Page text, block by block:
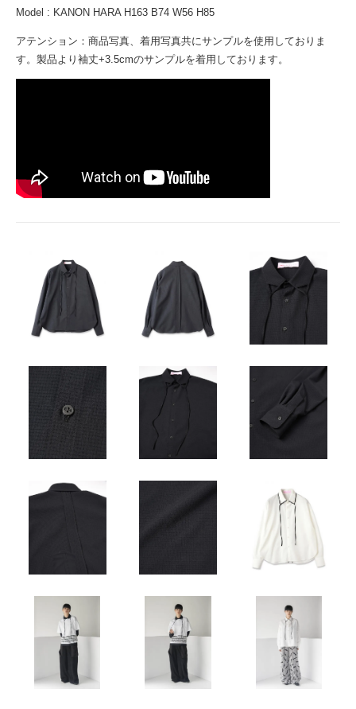
Model : KANON HARA H163 B74 W56 H85
アテンション：商品写真、着用写真共にサンプルを使用しておりま
す。製品より袖丈+3.5cmのサンプルを着用しております。